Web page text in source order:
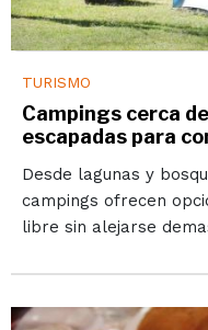
TURISMO
Campings cerca
escapadas para
Desde lagunas y
campings ofrecen
libre sin alejarse